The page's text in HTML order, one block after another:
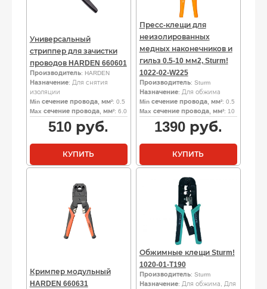
Универсальный
стриппер для зачистки
проводов HARDEN 660601
Производитель: HARDEN
Назначение: Для снятия
изоляции
Min сечение провода, мм²: 0.5
Max сечение провода, мм²: 6.0
510 руб.
КУПИТЬ
Пресс-клещи для
неизолированных
медных наконечников и
гильз 0.5-10 мм2, Sturm!
1022-02-W225
Производитель: Sturm
Назначение: Для обжима
Min сечение провода, мм²: 0.5
Max сечение провода, мм²: 10
1390руб.
КУПИТЬ
Кримпер модульный
HARDEN 660631
Обжимные клещи Sturm!
1020-01-T190
Производитель: Sturm
Назначение: Для обжима, Для